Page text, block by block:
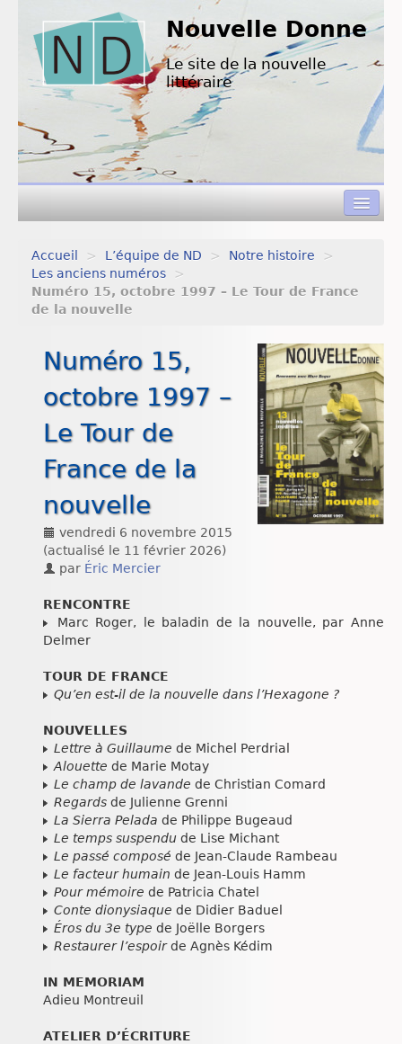
Nouvelle Donne
Le site de la nouvelle
littéraire
Concours de nouvelles
Appels à textes
Accueil > L’équipe de ND > Notre histoire
>
Les anciens numéros
>
Numéro 15, octobre 1997 – Le Tour de France
de la nouvelle
Numéro 15,
octobre 1997 –
Le Tour de
France de la
nouvelle
vendredi 6 novembre 2015
(actualisé le 11 février 2026)
par Éric Mercier
RENCONTRE
Marc Roger, le baladin de la nouvelle, par Anne
Delmer
TOUR DE FRANCE
Qu’en est-il de la nouvelle dans l’Hexagone ?
NOUVELLES
Lettre à Guillaume de Michel Perdrial
Alouette de Marie Motay
Le champ de lavande de Christian Comard
Regards de Julienne Grenni
La Sierra Pelada de Philippe Bugeaud
Le temps suspendu de Lise Michant
Le passé composé de Jean-Claude Rambeau
Le facteur humain de Jean-Louis Hamm
Pour mémoire de Patricia Chatel
Conte dionysiaque de Didier Baduel
Éros du 3e type de Joëlle Borgers
Restaurer l’espoirde Agnès Kédim
IN MEMORIAM
Adieu Montreuil
ATELIER D’ÉCRITURE